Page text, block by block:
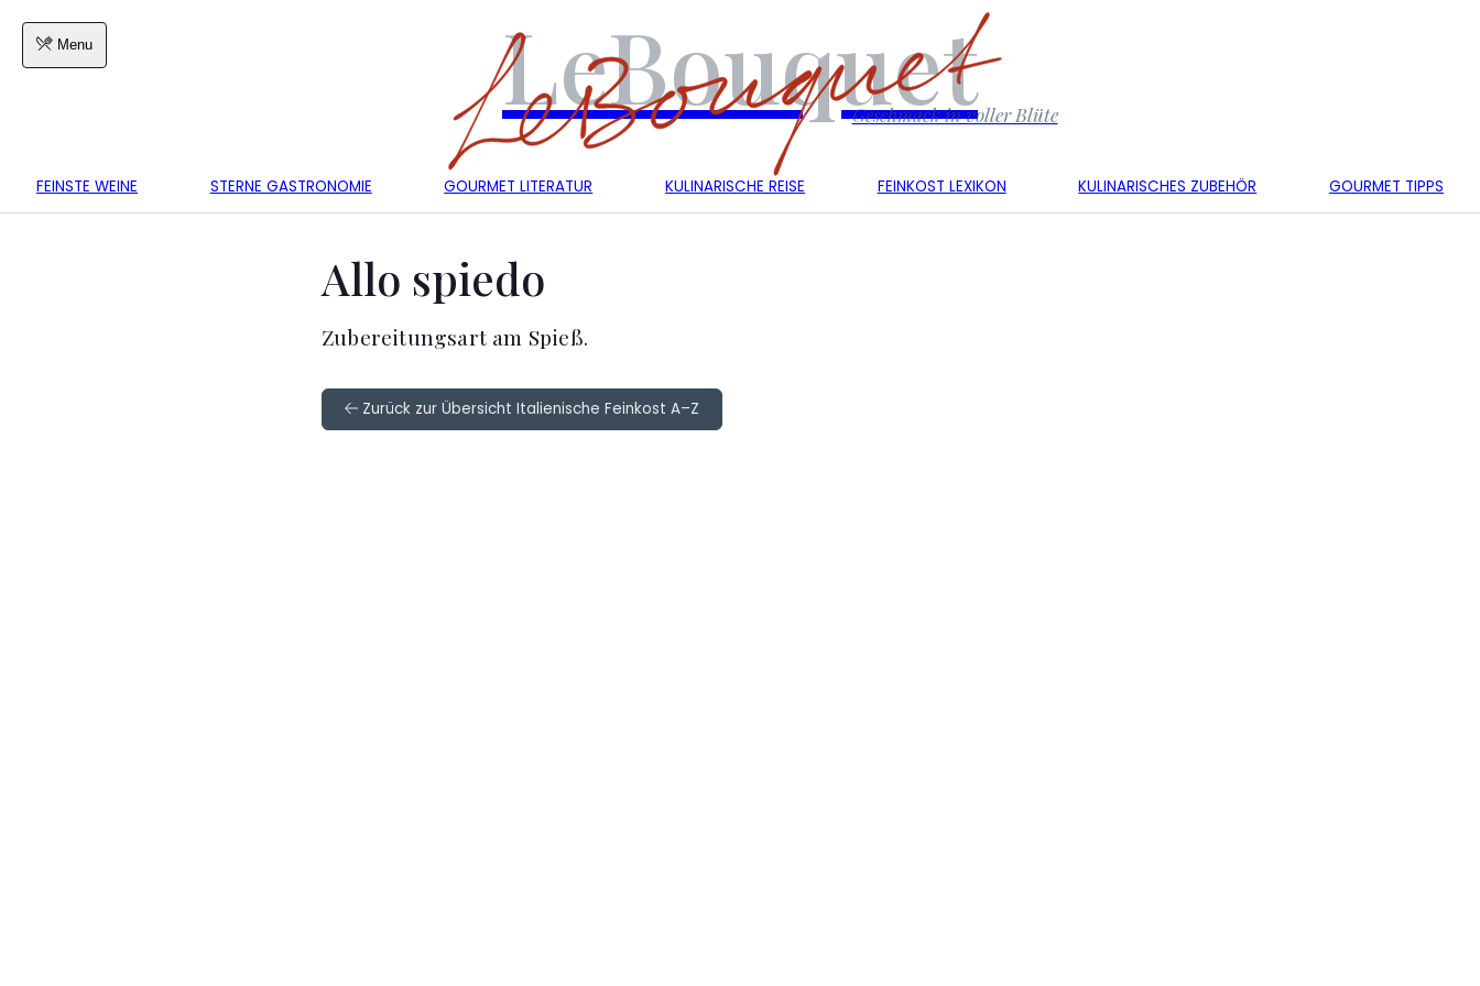
Menu LeBouquet
Geschmack in voller Blüte
FEINSTE WEINE STERNE GASTRONOMIE GOURMET LITERATUR KULINARISCHE REISE FEINKOST LEXIKON KULINARISCHES ZUBEHÖR GOURMET TIPPS
Allo spiedo
Zubereitungsart am Spieß.
Zurück zur Übersicht Italienische Feinkost A–Z